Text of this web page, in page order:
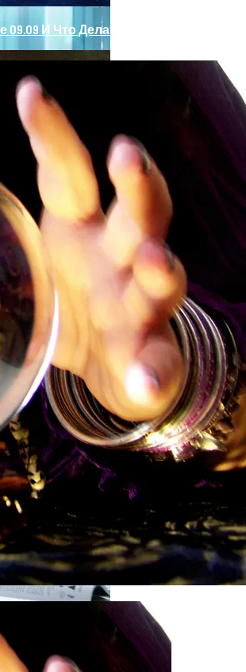
Улучшение PHEV-Версии
Нет
09.09 И Что Делать, Чтобы
Его Особая Сила, Что Значит
На Сентябрь 2023 Для Всех